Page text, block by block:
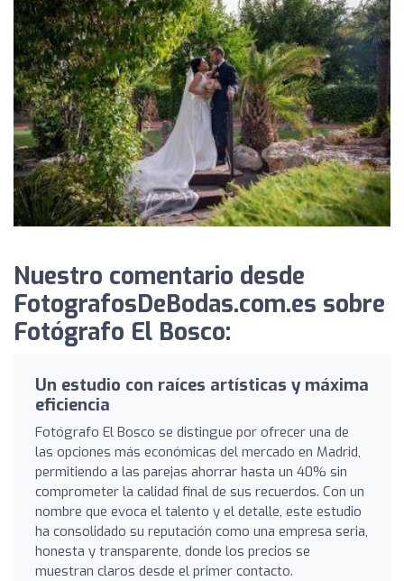
Nuestro comentario desde
FotografosDeBodas.com.es sobre
Fotógrafo El Bosco:
Un estudio con raíces artísticas y máxima
eficiencia
Fotógrafo El Bosco se distingue por ofrecer una de
las opciones más económicas del mercado en Madrid,
permitiendo a las parejas ahorrar hasta un 40% sin
comprometer la calidad final de sus recuerdos. Con un
nombre que evoca el talento y el detalle, este estudio
ha consolidado su reputación como una empresa seria,
honesta y transparente, donde los precios se
muestran claros desde el primer contacto.